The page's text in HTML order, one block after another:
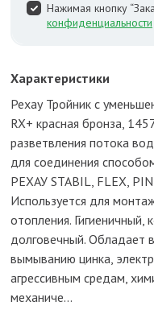
Нажимая кнопку
конфиденциальности
Характеристики
Рехау Тройник с
RX+ красная бронза,
разветвления потока
для соединения
РЕХАУ STABIL, FLEX,
Используется для
отопления. Гигиеничный,
долговечный. Обладает
вымыванию цинка,
агрессивным средам,
механиче...